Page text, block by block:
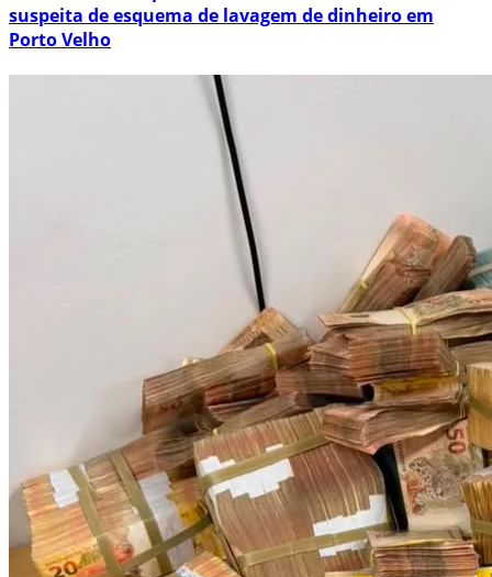
suspeita de esquema de lavagem de dinheiro em
Porto Velho